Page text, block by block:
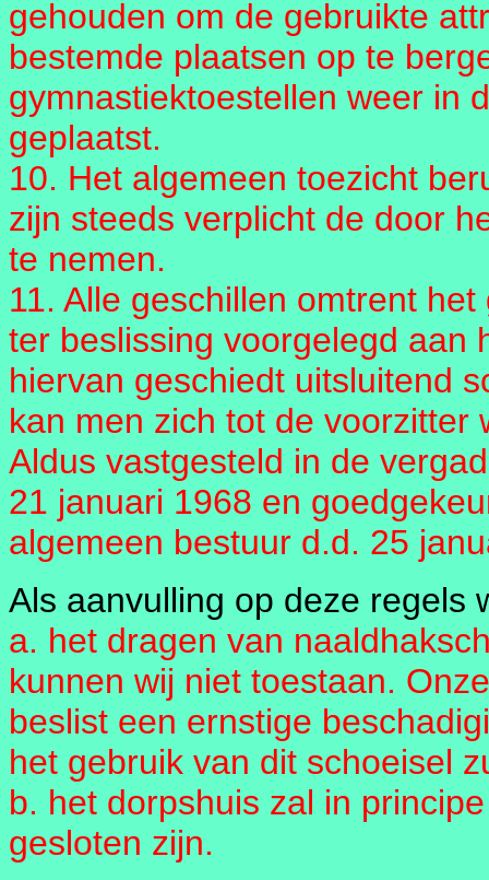
gehouden om de gebruikte
bestemde plaatsen op te
gymnastiektoestellen weer in
geplaatst.
10. Het algemeen toezicht
zijn steeds verplicht de door
te nemen.
11. Alle geschillen omtrent
ter beslissing voorgelegd aan
hiervan geschiedt uitsluitend
kan men zich tot de voorzitter
Aldus vastgesteld in de
21 januari 1968 en
algemeen bestuur d.d. 25
Als aanvulling op deze regels
a. het dragen van
kunnen wij niet toestaan.
beslist een ernstige
het gebruik van dit schoeisel
b. het dorpshuis zal in
gesloten zijn.